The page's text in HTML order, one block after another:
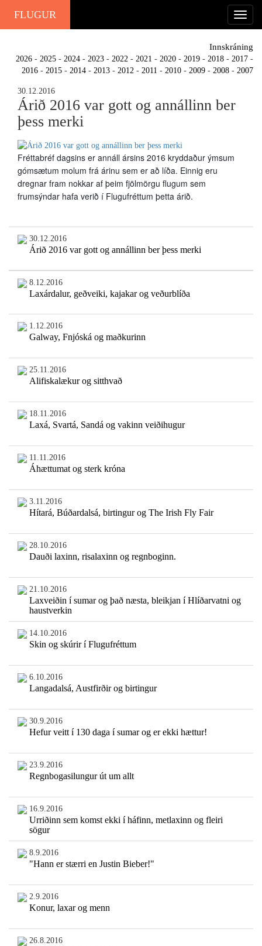
FLUGUR
Innskráning
2026 - 2025 - 2024 - 2023 - 2022 - 2021 - 2020 - 2019 - 2018 - 2017 -
2016 - 2015 - 2014 - 2013 - 2012 - 2011 - 2010 - 2009 - 2008 - 2007
30.12.2016
Árið 2016 var gott og annállinn ber
þess merki
Fréttabréf dagsins er annáll ársins 2016 kryddaður ýmsum
gómsætum molum frá árinu sem er að líða. Einnig eru
dregnar fram nokkar af þeim fjölmörgu flugum sem
frumsýndar hafa verið í Flugufréttum þetta árið.
30.12.2016
Árið 2016 var gott og annállinn ber þess merki
8.12.2016
Laxárdalur, geðveiki, kajakar og veðurblíða
1.12.2016
Galway, Fnjóská og maðkurinn
25.11.2016
Alifiskalækur og sitthvað
18.11.2016
Laxá, Svartá, Sandá og vakinn veiðihugur
11.11.2016
Áhættumat og sterk króna
3.11.2016
Hítará, Búðardalsá, birtingur og The Irish Fly Fair
28.10.2016
Dauði laxinn, risalaxinn og regnboginn.
21.10.2016
Laxveiðin í sumar og það næsta, bleikjan í Hlíðarvatni og
haustverkin
14.10.2016
Skin og skúrir í Flugufréttum
6.10.2016
Langadalsá, Austfirðir og birtingur
30.9.2016
Hefur veitt í 130 daga í sumar og er ekki hættur!
23.9.2016
Regnbogasilungur út um allt
16.9.2016
Urriðinn sem komst ekki í háfinn, metlaxinn og fleiri
sögur
8.9.2016
"Hann er stærri en Justin Bieber!"
2.9.2016
Konur, laxar og menn
26.8.2016